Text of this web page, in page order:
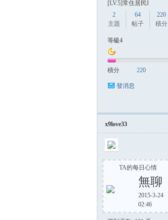
[LV.5]常住居民I
2
主題
64
帖子
220
積分
等級4
積分 220
發消息
x9love33
TA的每日心情
無聊
2015-3-24
02:46